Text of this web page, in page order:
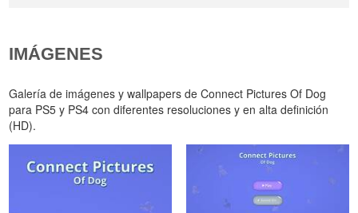
IMÁGENES
Galería de imágenes y wallpapers de Connect Pictures Of Dog
para PS5 y PS4 con diferentes resoluciones y en alta definición
(HD).